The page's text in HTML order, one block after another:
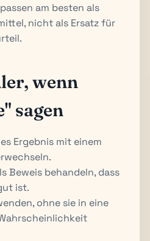
am besten als
nicht als Ersatz für
wenn
sagen
Ergebnis mit einem
Beweis behandeln, dass
ist.
ohne sie in eine